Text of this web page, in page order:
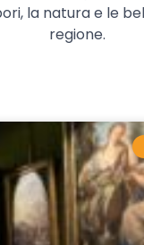
la natura e le
regione.